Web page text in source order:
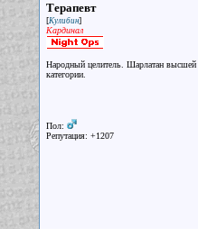
Терапевт
[Кулибин]
Кардинал
Народный целитель. Шарлатан высшей
категории.
Пол:
Репутация: +1207